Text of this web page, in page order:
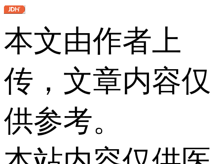
本文由作者上
传，文章内容仅
供参考。